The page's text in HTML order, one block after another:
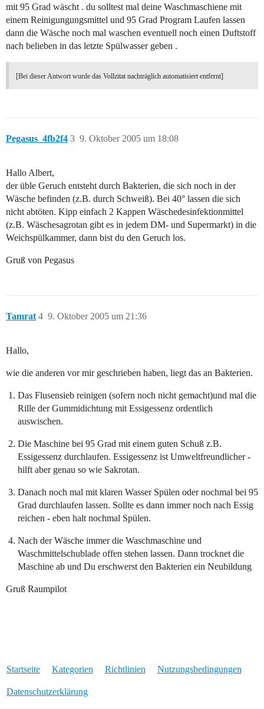
mit 95 Grad wäscht . du solltest mal deine Waschmaschiene mit
einem Reinigungungsmittel und 95 Grad Program Laufen lassen
dann die Wäsche noch mal waschen eventuell noch einen Duftstoff
nach belieben in das letzte Spülwasser geben .
[Bei dieser Antwort wurde das Vollzitat nachträglich automatisiert entfernt]
Pegasus_4fb2f4 9. Oktober 2005 um 18:08
3
Hallo Albert,
der üble Geruch entsteht durch Bakterien, die sich noch in der
Wäsche befinden (z.B. durch Schweiß). Bei 40° lassen die sich
nicht abtöten. Kipp einfach 2 Kappen Wäschedesinfektionmittel
(z.B. Wäschesagrotan gibt es in jedem DM- und Supermarkt) in die
Weichspülkammer, dann bist du den Geruch los.
Gruß von Pegasus
Tamrat 9. Oktober 2005 um 21:36
4
Hallo,
wie die anderen vor mir geschrieben haben, liegt das an Bakterien.
Das Flusensieb reinigen (sofern noch nicht gemacht)und mal die
Rille der Gummidichtung mit Essigessenz ordentlich
auswischen.
Die Maschine bei 95 Grad mit einem guten Schuß z.B.
Essigessenz durchlaufen. Essigessenz ist Umweltfreundlicher -
hilft aber genau so wie Sakrotan.
Danach noch mal mit klaren Wasser Spülen oder nochmal bei 95
Grad durchlaufen lassen. Sollte es dann immer noch nach Essig
reichen - eben halt nochmal Spülen.
Nach der Wäsche immer die Waschmaschine und
Waschmittelschublade offen stehen lassen. Dann trocknet die
Maschine ab und Du erschwerst den Bakterien ein Neubildung
Gruß Raumpilot
Startseite Kategorien Richtlinien Nutzungsbedingungen
Datenschutzerklärung